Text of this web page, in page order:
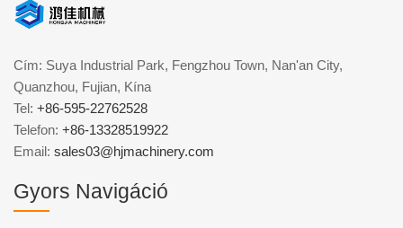
Cím: Suya Industrial Park, Fengzhou Town, Nan'an City,
Quanzhou, Fujian, Kína
Tel: +86-595-22762528
Telefon: +86-13328519922
Email: sales03@hjmachinery.com
Gyors Navigáció